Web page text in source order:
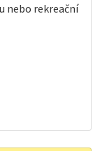
nebo rekreační